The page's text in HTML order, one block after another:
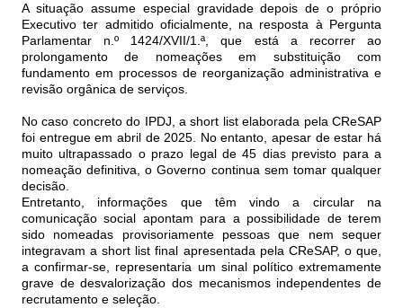
A situação assume especial gravidade depois de o próprio
Executivo ter admitido oficialmente, na resposta à Pergunta
Parlamentar n.º 1424/XVII/1.ª, que está a recorrer ao
prolongamento de nomeações em substituição com
fundamento em processos de reorganização administrativa e
revisão orgânica de serviços.
No caso concreto do IPDJ, a short list elaborada pela CReSAP
foi entregue em abril de 2025. No entanto, apesar de estar há
muito ultrapassado o prazo legal de 45 dias previsto para a
nomeação definitiva, o Governo continua sem tomar qualquer
decisão.
Entretanto, informações que têm vindo a circular na
comunicação social apontam para a possibilidade de terem
sido nomeadas provisoriamente pessoas que nem sequer
integravam a short list final apresentada pela CReSAP, o que,
a confirmar-se, representaria um sinal político extremamente
grave de desvalorização dos mecanismos independentes de
recrutamento e seleção.